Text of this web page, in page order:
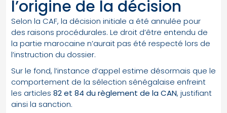
l’origine de la décision
Selon la CAF, la décision initiale a été annulée pour
des raisons procédurales. Le droit d’être entendu de
la partie marocaine n’aurait pas été respecté lors de
l’instruction du dossier.
Sur le fond, l’instance d’appel estime désormais que le
comportement de la sélection sénégalaise enfreint
les articles 82 et 84 du règlement de la CAN, justifiant
ainsi la sanction.